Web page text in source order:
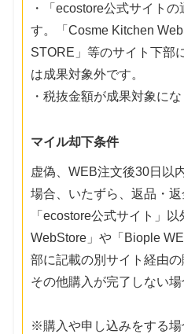
・「ecostore公式サイト
す。「Cosme Kitchen
STORE」等のサイト下部
は成果対象外です。
・税抜金額が成果対象に
マイル却下条件
虚偽、WEB注文後30日以
場合、いたずら、返品・返
「ecostore公式サイト」
WebStore」や「Biople
部に記載の別サイト経由の
その他購入が完了しない場
※購入や申し込みをする